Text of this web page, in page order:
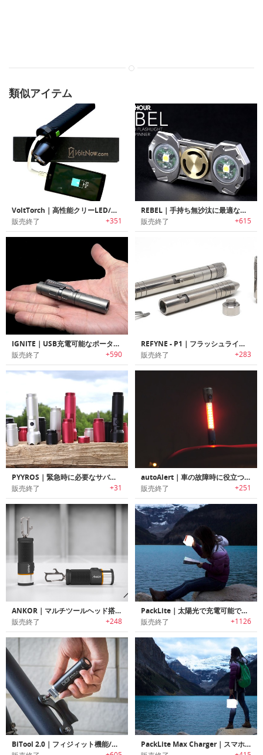
類似アイテム
VoltTorch｜高性能クリーLED/大容量バッテリー搭載したフラッシュライト「ボルトタッチ」
販売終了 +351
REBEL｜手持ち無沙汰に最適なハンドスピナー搭載フラッシュライト「レベル」
販売終了 +615
IGNITE｜USB充電可能なポータブル高輝度LEDフラッシュライト「イグナイト」
販売終了 +590
REFYNE - P1｜フラッシュライト付きモジュール式チタンペン「リファインピーワン」
販売終了 +283
PYYROS｜緊急時に必要なサバイバルツールを搭載したフラッシュライト「パイロス」
販売終了 +31
autoAlert｜車の故障時に役立つエマージェンシーライト搭載LEDフラッシュライト「オートアラート」
販売終了 +251
ANKOR｜マルチツールヘッド搭載多機能フラッシュライト「アンカー」
販売終了 +248
PackLite｜太陽光で充電可能で空気で膨らむソーラーパネル搭載LEDランタン「PackLite」シリーズ
販売終了 +1126
BiTool 2.0｜フィジィット機能/フラッシュライト付きキーホルダーサイズマルチツール「バイツール2.0」 PackLite Max Charger｜スマホ充電機能付き空気注入式ソーラーパワーランタン「パックライトマックスチャージャー」